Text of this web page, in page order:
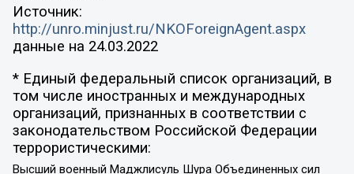
Источник:
http://unro.minjust.ru/NKOForeignAgent.aspx
данные на 24.03.2022
* Единый федеральный список организаций, в
том числе иностранных и международных
организаций, признанных в соответствии с
законодательством Российской Федерации
террористическими:
Высший военный Маджлисуль Шура Объединенных сил